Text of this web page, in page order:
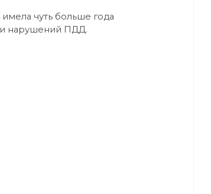
чуть больше года
нарушений ПДД.